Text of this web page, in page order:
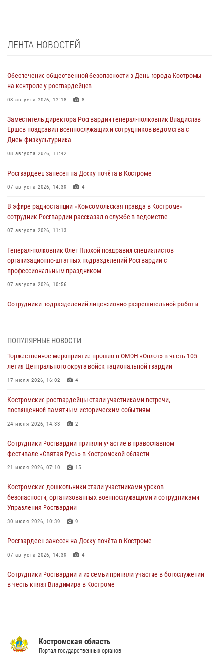
ЛЕНТА НОВОСТЕЙ
Обеспечение общественной безопасности в День города Костромы
на контроле у росгвардейцев
08 августа 2026, 12:18 8
Заместитель директора Росгвардии генерал-полковник Владислав
Ершов поздравил военнослужащих и сотрудников ведомства с
Днем физкультурника
08 августа 2026, 11:42
Росгвардеец занесен на Доску почёта в Костроме
07 августа 2026, 14:39 4
В эфире радиостанции «Комсомольская правда в Костроме»
сотрудник Росгвардии рассказал о службе в ведомстве
07 августа 2026, 11:13
Генерал-полковник Олег Плохой поздравил специалистов
организационно-штатных подразделений Росгвардии с
профессиональным праздником
07 августа 2026, 10:56
Сотрудники подразделений лицензионно-разрешительной работы
06 августа 2026, 07:50
В Костромской области продолжается проведение акции «Каникулы
с Росгвардией»
05 августа 2026, 12:04
В Росгвардии по Костромской области проходят мероприятия,
посвященные 108-й годовщине со дня рождения генерала армии
Ивана Кирилловича Яковлева
Состоялась рабочая встреча директора Росгвардии Героя России
генерала армии Виктора Золотова с заместителем полномочного
Кавказском федеральном округе Виталием Кузнецовым
31 июля 2026, 07:08 4
Росгвардейцы знакомят костромичей со службой в ведомстве
ПОПУЛЯРНЫЕ НОВОСТИ
Торжественное мероприятие прошло в ОМОН «Оплот» в честь 105-
летия Центрального округа войск национальной гвардии
17 июля 2026, 16:02 4
Костромские росгвардейцы стали участниками встречи,
посвященной памятным историческим событиям
24 июля 2026, 14:33 2
Сотрудники Росгвардии приняли участие в православном
фестивале «Святая Русь» в Костромской области
21 июля 2026, 07:10 15
Костромские дошкольники стали участниками уроков
безопасности, организованных военнослужащими и сотрудниками
Управления Росгвардии
30 июля 2026, 10:39 9
Росгвардеец занесен на Доску почёта в Костроме
07 августа 2026, 14:39 4
Cотрудники Росгвардии и их семьи приняли участие в богослужении
в честь князя Владимира в Костроме
14 июля 2026, 07:40Костромская область
Портал государственных органов